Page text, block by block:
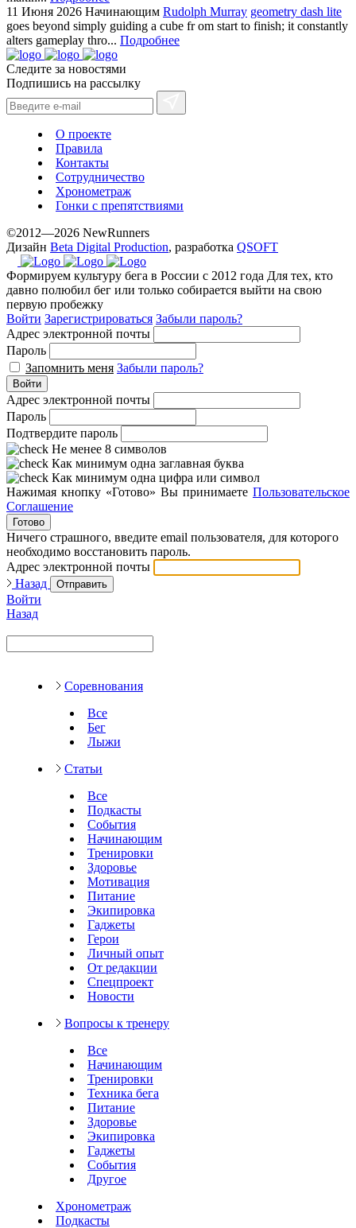
11 Июня 2026 Начинающим Rudolph Murray geometry dash lite
goes beyond simply guiding a cube fr om start to finish; it constantly
alters gameplay thro... Подробнее
Следите за новостями
Подпишись на рассылку
О проекте
Правила
Контакты
Сотрудничество
Хронометраж
Гонки с препятствиями
©2012—2026 NewRunners
Дизайн Beta Digital Production, разработка QSOFT
Формируем культуру бега в России с 2012 года Для тех, кто
давно полюбил бег или только собирается выйти на свою
первую пробежку
Войти Зарегистрироваться Забыли пароль?
Адрес электронной почты
Пароль
Запомнить меня Забыли пароль?
Войти
Адрес электронной почты
Пароль
Подтвердите пароль
Не менее 8 символов
Как минимум одна заглавная буква
Как минимум одна цифра или символ
Нажимая кнопку «Готово» Вы принимаете Пользовательское
Соглашение
Готово
Ничего страшного, введите email пользователя, для которого
необходимо восстановить пароль.
Адрес электронной почты
Назад
Отправить
Войти
Назад
Соревнования
Все
Бег
Лыжи
Статьи
Все
Подкасты
События
Начинающим
Тренировки
Здоровье
Мотивация
Питание
Экипировка
Гаджеты
Герои
Личный опыт
От редакции
Спецпроект
Новости
Вопросы к тренеру
Все
Начинающим
Тренировки
Техника бега
Питание
Здоровье
Экипировка
Гаджеты
События
Другое
Хронометраж
Подкасты